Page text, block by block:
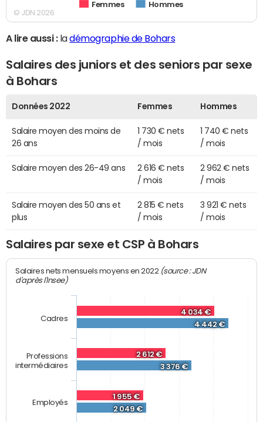
Femmes Hommes
© JDN 2026
A lire aussi :ladémographie de Bohars
Salaires des juniors et des seniors par sexe
à Bohars
Données 2022 Femmes Hommes
Salaire moyen des moins de
26 ans
1 730 € nets
/ mois
1 740 € nets
/ mois
Salaire moyen des 26-49 ans
2 616 € nets
/ mois
2 962 € nets
/ mois
Salaire moyen des 50 ans et
plus
2 815 € nets
/ mois
3 921 € nets
/ mois
Salaires par sexe et CSP à Bohars
Salaires nets mensuels moyens en 2022 (source : JDN
d'après l'Insee)
4 034 €
2 612 €
1 955 €
4 442 €
3 376 €
2 049 €
Cadres
Professions
intermédiaires
Employés